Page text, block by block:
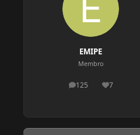
EMIPE
Membro
125
postagens7
Reputação